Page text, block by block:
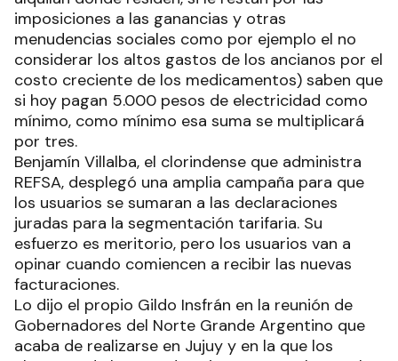
imposiciones a las ganancias y otras
menudencias sociales como por ejemplo el no
considerar los altos gastos de los ancianos por el
costo creciente de los medicamentos) saben que
si hoy pagan 5.000 pesos de electricidad como
mínimo, como mínimo esa suma se multiplicará
por tres.
Benjamín Villalba, el clorindense que administra
REFSA, desplegó una amplia campaña para que
los usuarios se sumaran a las declaraciones
juradas para la segmentación tarifaria. Su
esfuerzo es meritorio, pero los usuarios van a
opinar cuando comiencen a recibir las nuevas
facturaciones.
Lo dijo el propio Gildo Insfrán en la reunión de
Gobernadores del Norte Grande Argentino que
acaba de realizarse en Jujuy y en la que los